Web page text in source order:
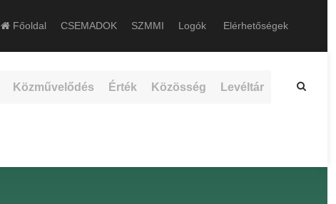
Főoldal CSEMADOK SZMMI Logók Elérhetőségek
Közművelődés Érték Közösség Levéltár